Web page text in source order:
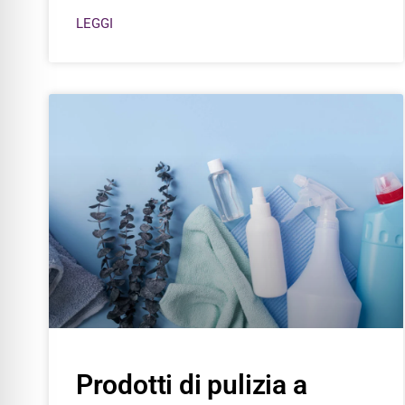
LEGGI
Prodotti di pulizia a